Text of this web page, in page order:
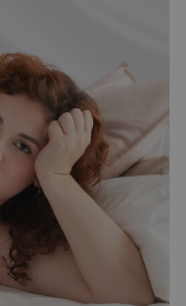
aktualizuje
unikalną wartość
dla każdej
odwiedzanej
strony i służy do
liczenia i śledzenia
odsłon.